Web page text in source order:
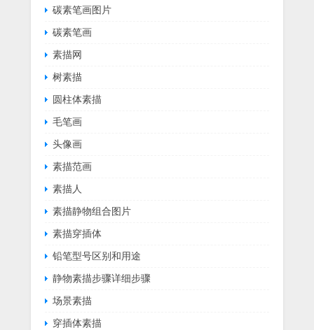
碳素笔画图片
碳素笔画
素描网
树素描
圆柱体素描
毛笔画
头像画
素描范画
素描人
素描静物组合图片
素描穿插体
铅笔型号区别和用途
静物素描步骤详细步骤
场景素描
穿插体素描